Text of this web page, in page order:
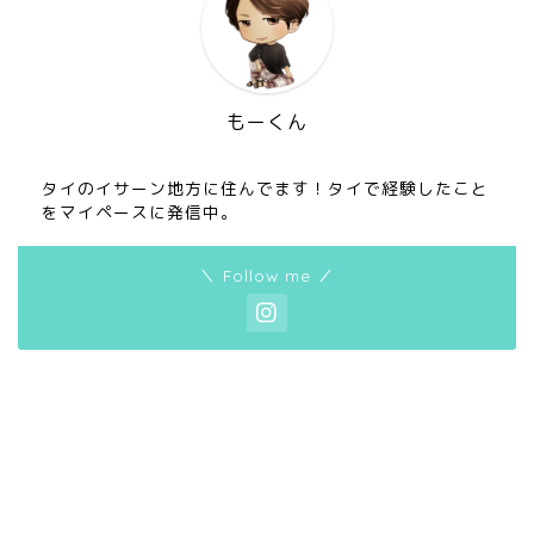
もーくん
タイのイサーン地方に住んでます！タイで経験したこと
をマイペースに発信中。
＼ Follow me ／